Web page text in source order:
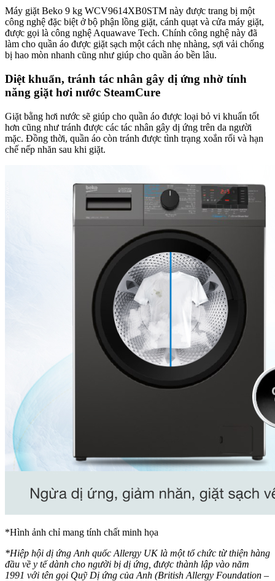
Máy giặt Beko 9 kg WCV9614XB0STM này được trang bị một
công nghệ đặc biệt ở bộ phận lồng giặt, cánh quạt và cửa máy giặt,
được gọi là công nghệ Aquawave Tech. Chính công nghệ này đã
làm cho quần áo được giặt sạch một cách nhẹ nhàng, sợi vải chống
bị hao mòn nhanh cũng như giúp cho quần áo bền lâu.
Diệt khuẩn, tránh tác nhân gây dị ứng nhờ tính
năng giặt hơi nước SteamCure
Giặt bằng hơi nước sẽ giúp cho quần áo được loại bỏ vi khuẩn tốt
hơn cũng như tránh được các tác nhân gây dị ứng trên da người
mặc. Đồng thời, quần áo còn tránh được tình trạng xoắn rối và hạn
chế nếp nhăn sau khi giặt.
*Hình ảnh chỉ mang tính chất minh họa
*Hiệp hội dị ứng Anh quốc Allergy UK là một tổ chức từ thiện hàng
đầu về y tế dành cho người bị dị ứng, được thành lập vào năm
1991 với tên gọi Quỹ Dị ứng của Anh (British Allergy Foundation –